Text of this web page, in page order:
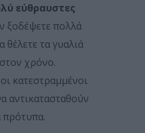
εύθραυστες
ξοδέψετε πολλά
θέλετε τα γυαλιά
χρόνο.
κατεστραμμένοι
αντικατασταθούν
πρότυπα.